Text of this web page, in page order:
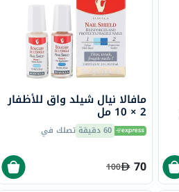
مافالا نيال شيلد واق للأظفار
2 × 10 مل
60 دقيقة تصلك في
70
100